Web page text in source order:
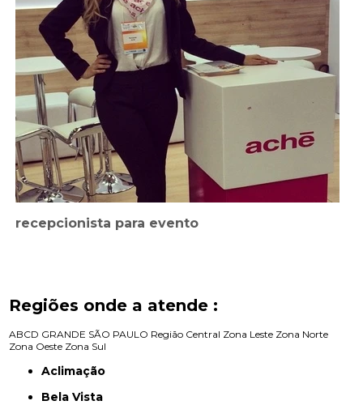
recepcionista para evento
Regiões onde a atende :
ABCD GRANDE SÃO PAULO Região Central Zona Leste Zona Norte
Zona Oeste Zona Sul
Aclimação
Bela Vista